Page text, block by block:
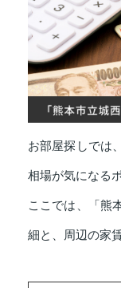
お部屋探しでは
相場が気になる
ここでは、「熊
細と、周辺の家